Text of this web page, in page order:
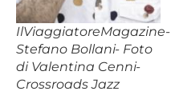
IlViaggiatoreMagazine-
Stefano Bollani- Foto
di Valentina Cenni-
Crossroads Jazz